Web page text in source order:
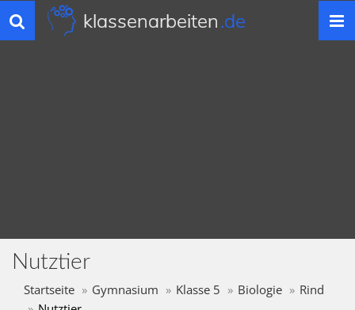
Toggle
navigation
klassenarbeiten.de
Nutztier
Startseite Gymnasium Klasse 5 Biologie
Rind